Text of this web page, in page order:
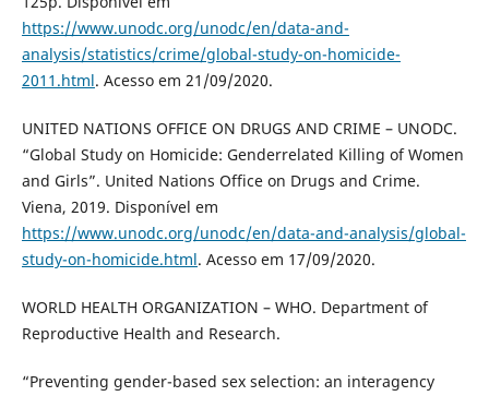
https://www.unodc.org/unodc/en/data-and-
analysis/statistics/crime/global-study-on-homicide-
2011.html. Acesso em 21/09/2020.
UNITED NATIONS OFFICE ON DRUGS AND CRIME – UNODC.
“Global Study on Homicide: Genderrelated Killing of Women
and Girls”. United Nations Office on Drugs and Crime.
Viena, 2019. Disponível em
https://www.unodc.org/unodc/en/data-and-analysis/global-
study-on-homicide.html. Acesso em 17/09/2020.
WORLD HEALTH ORGANIZATION – WHO. Department of
Reproductive Health and Research.
“Preventing gender-based sex selection: an interagency